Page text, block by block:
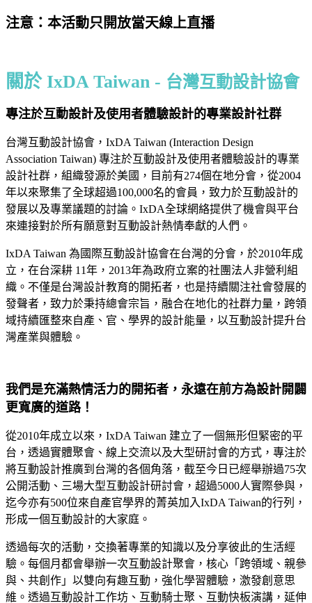
注意：本活動只開放當天線上直播
關於 IxDA Taiwan - 台灣互動設計協會
專注於互動設計及使用者體驗設計的專業設計社群
台灣互動設計協會，IxDA Taiwan (Interaction Design
Association Taiwan) 專注於互動設計及使用者體驗設計的專業
設計社群，組織發源於美國，目前有274個在地分會，從2004
年以來聚集了全球超過100,000名的會員，致力於互動設計的
發展以及專業議題的討論。IxDA全球網絡提供了機會與平台
來連接對於所有願意對互動設計熱情奉獻的人們。
IxDA Taiwan 為國際互動設計協會在台灣的分會，於2010年成
立，在台深耕 11年，2013年為政府立案的社團法人非營利組
織。不僅是台灣設計教育的開拓者，也是持續關注社會發展的
發聲者，致力於秉持總會宗旨，融合在地化的社群力量，跨領
域持續匯整來自產、官、學界的設計能量，以互動設計提升台
灣產業與體驗。
我們是充滿熱情活力的開拓者，永遠在前方為設計開闢
更寬廣的道路！
從2010年成立以來，IxDA Taiwan 建立了一個無形但緊密的平
台，透過實體聚會、線上交流以及大型研討會的方式，專注於
將互動設計推廣到台灣的各個角落，截至今日已經舉辦過75次
公開活動、三場大型互動設計研討會，超過5000人實際參與，
迄今亦有500位來自產官學界的菁英加入IxDA Taiwan的行列，
形成一個互動設計的大家庭。
透過每次的活動，交換著專業的知識以及分享彼此的生活經
驗。每個月都會舉辦一次互動設計聚會，核心「跨領域、親參
與、共創作」以雙向有趣互動，強化學習體驗，激發創意思
維。透過互動設計工作坊、互動騎士聚、互動快板演講，延伸